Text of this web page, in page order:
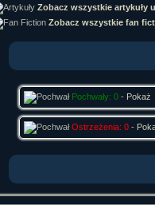
ostrzeżeń:4,170
Zobacz wszystkie artykuły
Zobacz wszystkie fan
Pochwały: 0- Pokaż
Ostrzeżenia: 0-